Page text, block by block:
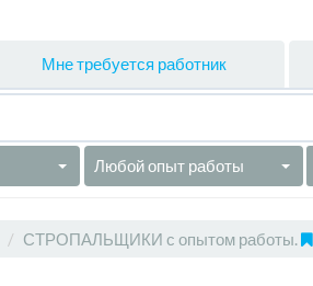
Мне требуется работник
Любой опыт работы
СТРОПАЛЬЩИКИ с опытом работы.